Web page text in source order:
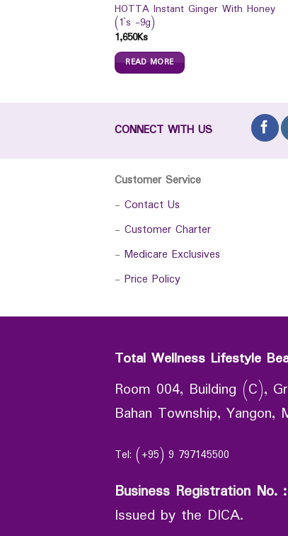
HOTTA Instant Ginger With Honey
(1`s -9g)
1,650Ks
READ MORE
CONNECT WITH US
Customer Service
- Contact Us
- Customer Charter
- Medicare Exclusives
- Price Policy
Total Wellness Lifestyle
Room 004, Building (C),
Bahan Township, Yangon,
Tel: (+95) 9 797145500
Business Registration No. :
Issued by the DICA.